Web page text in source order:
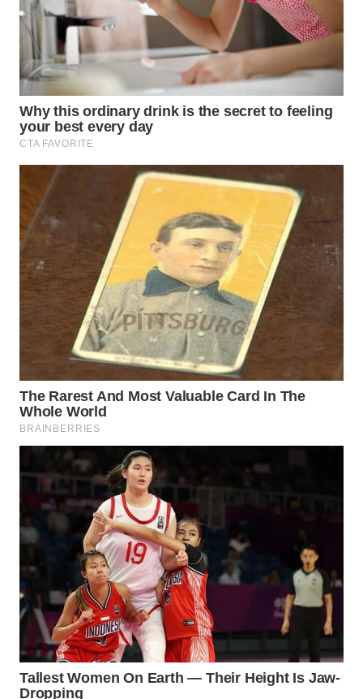
WN
TANJUNG
LESUNG
WN
KARO
SIMALUNGUN
WN
LABUHANBATU
WN
TAPANULI
TENGAH
WN DELI
WN
TEBING
TINGGI
WN
PAKPAK
KARAWANG
WN
BEKASI
WN
BOGOR